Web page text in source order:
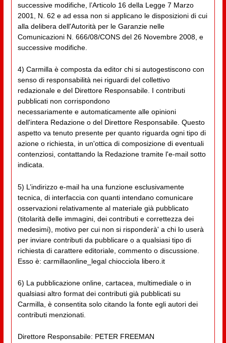
successive modifiche, l’Articolo 16 della Legge 7 Marzo
2001, N. 62 e ad essa non si applicano le disposizioni di cui
alla delibera dell'Autorità per le Garanzie nelle
Comunicazioni N. 666/08/CONS del 26 Novembre 2008, e
successive modifiche.
4) Carmilla è composta da editor chi si autogestiscono con
senso di responsabilità nei riguardi del collettivo
redazionale e del Direttore Responsabile. I contributi
pubblicati non corrispondono
necessariamente e automaticamente alle opinioni
dell'intera Redazione o del Direttore Responsabile. Questo
aspetto va tenuto presente per quanto riguarda ogni tipo di
azione o richiesta, in un'ottica di composizione di eventuali
contenziosi, contattando la Redazione tramite l'e-mail sotto
indicata.
5) L’indirizzo e-mail ha una funzione esclusivamente
tecnica, di interfaccia con quanti intendano comunicare
osservazioni relativamente al materiale già pubblicato
(titolarità delle immagini, dei contributi e correttezza dei
medesimi), motivo per cui non si risponderà' a chi lo userà
per inviare contributi da pubblicare o a qualsiasi tipo di
richiesta di carattere editoriale, commento o discussione.
Esso è: carmillaonline_legal chiocciola libero.it
6) La pubblicazione online, cartacea, multimediale o in
qualsiasi altro format dei contributi già pubblicati su
Carmilla, è consentita solo citando la fonte egli autori dei
contributi menzionati.
Direttore Responsabile: PETER FREEMAN